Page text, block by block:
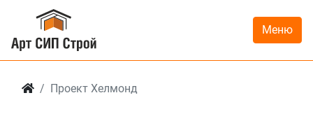
Меню
Проект Хелмонд